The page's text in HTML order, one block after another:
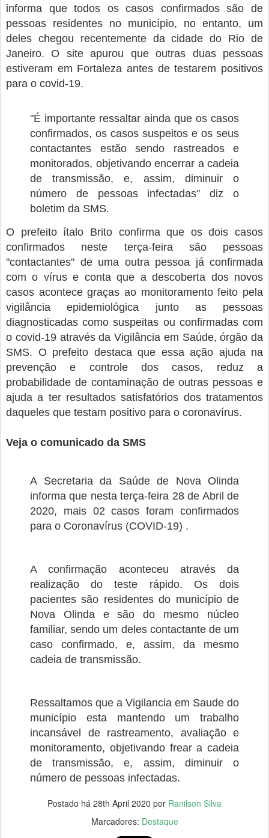
informa que todos os casos confirmados são de
pessoas residentes no município, no entanto, um
deles chegou recentemente da cidade do Rio de
Janeiro. O site apurou que outras duas pessoas
estiveram em Fortaleza antes de testarem positivos
para o covid-19.
"É importante ressaltar ainda que os casos
confirmados, os casos suspeitos e os seus
contactantes estão sendo rastreados e
monitorados, objetivando encerrar a cadeia
de transmissão, e, assim, diminuir o
número de pessoas infectadas" diz o
boletim da SMS.
O prefeito ítalo Brito confirma que os dois casos
confirmados neste terça-feira são pessoas
"contactantes" de uma outra pessoa já confirmada
com o vírus e conta que a descoberta dos novos
casos acontece graças ao monitoramento feito pela
vigilância epidemiológica junto as pessoas
diagnosticadas como suspeitas ou confirmadas com
o covid-19 através da Vigilância em Saúde, órgão da
SMS. O prefeito destaca que essa ação ajuda na
prevenção e controle dos casos, reduz a
probabilidade de contaminação de outras pessoas e
ajuda a ter resultados satisfatórios dos tratamentos
daqueles que testam positivo para o coronavírus.
Veja o comunicado da SMS
A Secretaria da Saúde de Nova Olinda
informa que nesta terça-feira 28 de Abril de
2020, mais 02 casos foram confirmados
para o Coronavírus (COVID-19) .
A confirmação aconteceu através da
realização do teste rápido. Os dois
pacientes são residentes do município de
Nova Olinda e são do mesmo núcleo
familiar, sendo um deles contactante de um
caso confirmado, e, assim, da mesmo
cadeia de transmissão.
Ressaltamos que a Vigilancia em Saude do
município esta mantendo um trabalho
incansável de rastreamento, avaliação e
monitoramento, objetivando frear a cadeia
de transmissão, e, assim, diminuir o
número de pessoas infectadas.
Postado há 28th April 2020 por Ranilson Silva
Marcadores: Destaque